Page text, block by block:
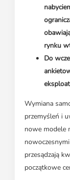
rynku
Do
Wymiana
przemyśleń i
nowe modele
przesądzają
początkowe